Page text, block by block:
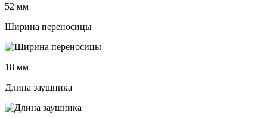
52 мм
Ширина переносицы
18 мм
Длина заушника